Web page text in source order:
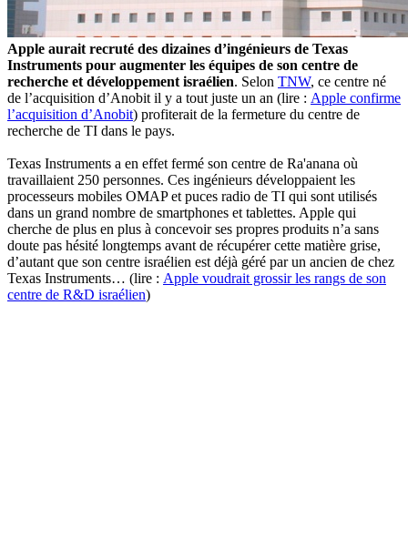
Apple aurait recruté des dizaines d’ingénieurs de Texas
Instruments pour augmenter les équipes de son centre de
recherche et développement israélien. Selon TNW, ce centre né
de l’acquisition d’Anobit il y a tout juste un an (lire : Apple confirme
l’acquisition d’Anobit) profiterait de la fermeture du centre de
recherche de TI dans le pays.
Texas Instruments a en effet fermé son centre de Ra'anana où
travaillaient 250 personnes. Ces ingénieurs développaient les
processeurs mobiles OMAP et puces radio de TI qui sont utilisés
dans un grand nombre de smartphones et tablettes. Apple qui
cherche de plus en plus à concevoir ses propres produits n’a sans
doute pas hésité longtemps avant de récupérer cette matière grise,
d’autant que son centre israélien est déjà géré par un ancien de chez
Texas Instruments… (lire : Apple voudrait grossir les rangs de son
centre de R&D israélien)